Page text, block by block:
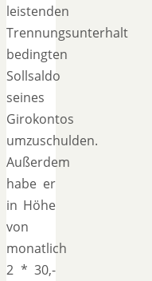
leistenden
Trennungsunterhalt
bedingten
Sollsaldo
seines
Girokontos
umzuschulden.
Außerdem
habe er
in Höhe
von
monatlich
2 * 30,-